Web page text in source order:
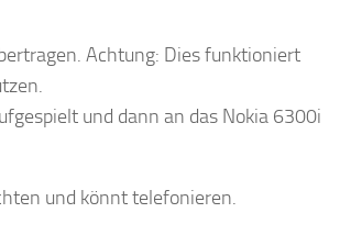
Achtung: Dies funktioniert
und dann an das Nokia 6300i
und könnt telefonieren.